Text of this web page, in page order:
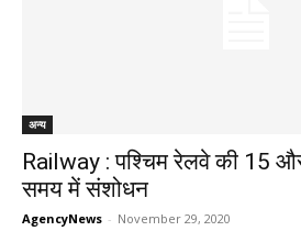
अन्य
Railway : पश्चिम रेलवे की 15
समय में संशोधन
AgencyNews - November 29, 2020